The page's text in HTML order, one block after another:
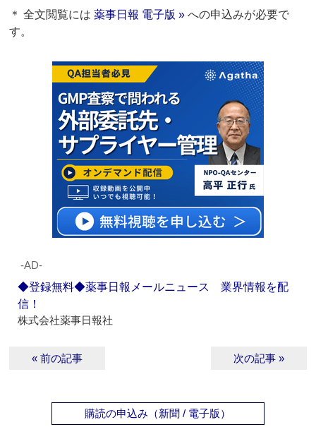
＊ 全文閲覧には薬事日報 電子版 » への申込みが必要で
す。
‐AD‐
◆登録無料◆薬事日報メールニュース 業界情報を配
信！
株式会社薬事日報社
« 前の記事 次の記事 »
購読の申込み（新聞 / 電子版）